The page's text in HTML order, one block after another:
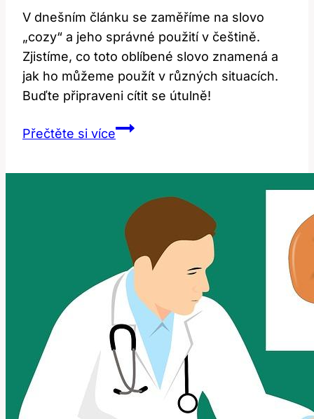
V dnešním článku se zaměříme na slovo
„cozy“ a jeho správné použití v češtině.
Zjistíme, co toto oblíbené slovo znamená a
jak ho můžeme použít v různých situacích.
Buďte připraveni cítit se útulně!
Přečtěte si vícePřeklad
použít
toto
oblíbené
slovo